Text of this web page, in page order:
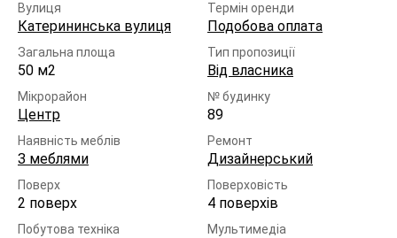
Вулиця
Катерининська вулиця
Термін оренди
Подобова оплата
Загальна площа
50 м2
Тип пропозиції
Від власника
Мікрорайон
Центр
№ будинку
89
Наявність меблів
З меблями
Ремонт
Дизайнерський
Поверх
2 поверх
Поверховість
4 поверхів
Побутова техніка Мультимедіа